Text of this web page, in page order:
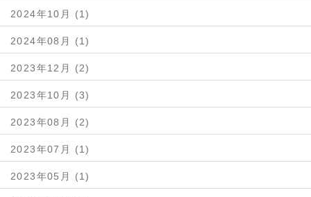
2024年10月 (1)
2024年08月 (1)
2023年12月 (2)
2023年10月 (3)
2023年08月 (2)
2023年07月 (1)
2023年05月 (1)